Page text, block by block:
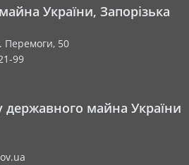
України, Запорізька
Перемоги, 50
99
державного майна України